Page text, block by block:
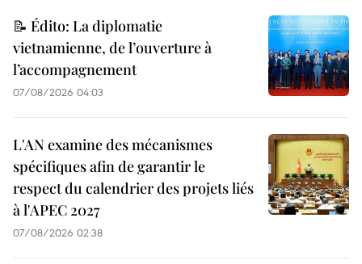
📝 Édito: La diplomatie
vietnamienne, de l’ouverture à
l’accompagnement
07/08/2026 04:03
L'AN examine des mécanismes
spécifiques afin de garantir le
respect du calendrier des projets liés
à l'APEC 2027
07/08/2026 02:38